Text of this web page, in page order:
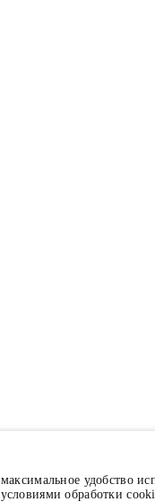
удобство
обработки